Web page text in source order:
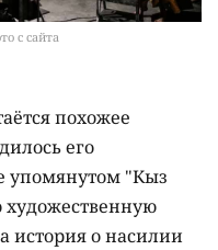
с сайта
похожее
его
упомянутом "Кыз
художественную
история о насилии